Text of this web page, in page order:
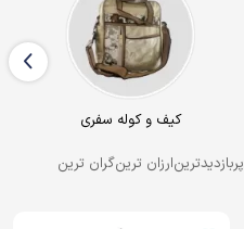
کفش ورزشی و پوتین
پربازدیدترینارزان ترینگران ترین